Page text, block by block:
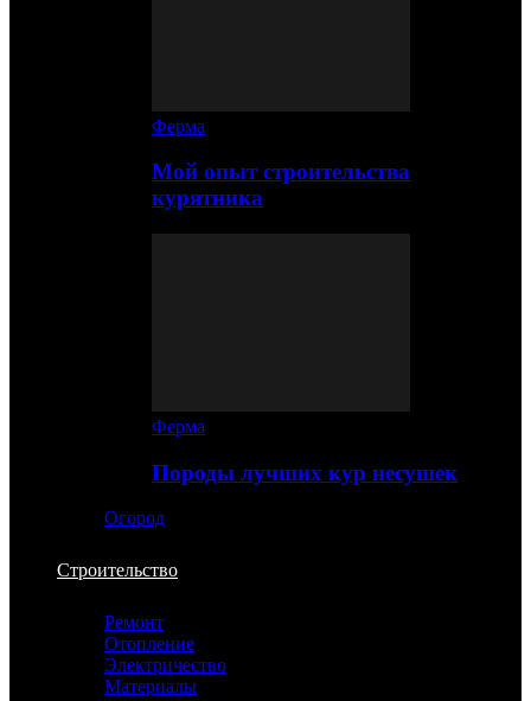
Ферма
Мой опыт строительства
курятника
Ферма
Породы лучших кур несушек
Огород
Строительство
Ремонт
Отопление
Электричество
Материалы